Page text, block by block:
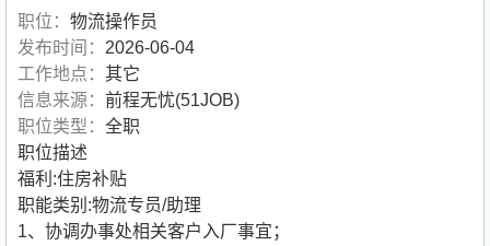
职位： 物流操作员
发布时间： 2026-06-04
工作地点： 其它
信息来源： 前程无忧(51JOB)
职位类型： 全职
职位描述
福利:住房补贴
职能类别:物流专员/助理
1、协调办事处相关客户入厂事宜；